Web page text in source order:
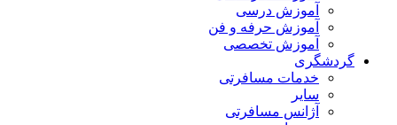
آموزش درسی
آموزش حرفه و فن
آموزش تخصصی
گردشگری
خدمات مسافرتی
سایر
آژانس مسافرتی